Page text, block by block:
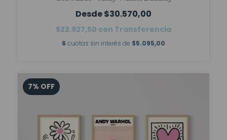
$30.570,00
$22.927,50 con Transferencia
6 cuotas sin interés de $5.095,00
7% OFF